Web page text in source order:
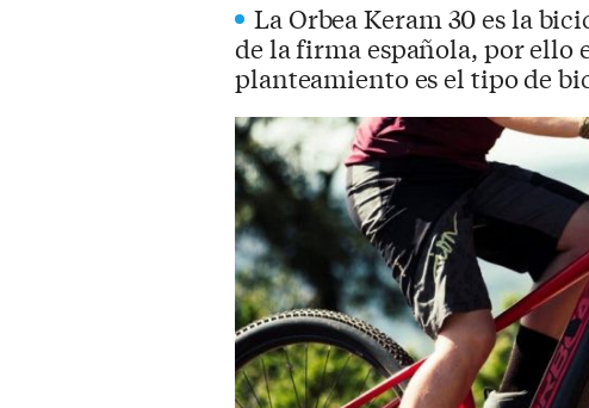
La Orbea Keram 30 es la
de la firma española, por ello
planteamiento es el tipo de